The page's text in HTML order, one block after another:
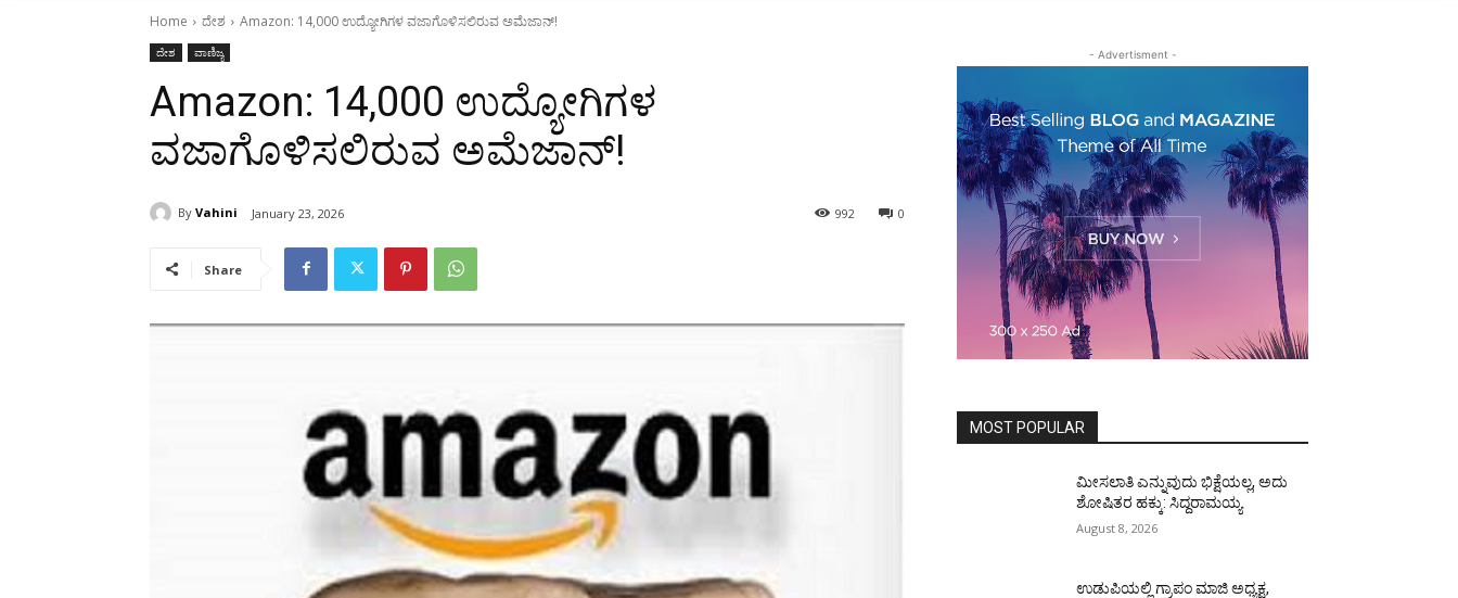
Home ದೇಶ Amazon: 14,000 ಉದ್ಯೋಗಿಗಳ ವಜಾಗೊಳಿಸಲಿರುವ ಅಮೆಜಾನ್!
ದೇಶ ವಾಣಿಜ್ಯ
Amazon: 14,000 ಉದ್ಯೋಗಿಗಳ
ವಜಾಗೊಳಿಸಲಿರುವ ಅಮೆಜಾನ್!
By Vahini January 23, 2026 0
992
Share
- Advertisment -
MOST POPULAR
ಮೀಸಲಾತಿ ಎನ್ನುವುದು ಭಿಕ್ಷೆಯಲ್ಲ, ಅದು
ಶೋಷಿತರ ಹಕ್ಕು: ಸಿದ್ದರಾಮಯ್ಯ
August 8, 2026
ಉಡುಪಿಯಲ್ಲಿ ಗ್ರಾಪಂ ಮಾಜಿ ಅಧ್ಯಕ್ಷ,